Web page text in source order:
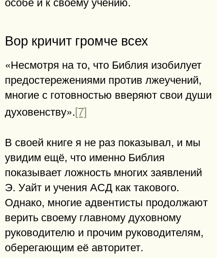
Вор кричит громче всех
«Несмотря на то, что Библия изобилует
предостережениями против лжеучений,
многие с готовностью вверяют свои души
духовенству».[7]
В своей книге я не раз показывал, и мы
увидим ещё, что именно Библия
показывает ложность многих заявлений
Э. Уайт и учения АСД как такового.
Однако, многие адвентисты продолжают
верить своему главному духовному
руководителю и прочим руководителям,
оберегающим её авторитет.